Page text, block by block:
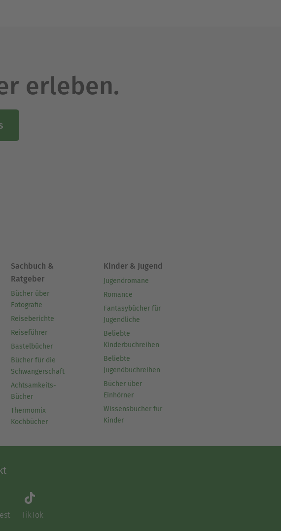
erleben.
Sachbuch &
Ratgeber
Bücher über
Fotografie
Reiseberichte
Reiseführer
Bastelbücher
Bücher für die
Schwangerschaft
Achtsamkeits-
Bücher
Thermomix
Kochbücher
Kinder & Jugend
Jugendromane
Romance
Fantasybücher für
Jugendliche
Beliebte
Kinderbuchreihen
Beliebte
Jugendbuchreihen
Bücher über
Einhörner
Wissensbücher für
Kinder
TikTok